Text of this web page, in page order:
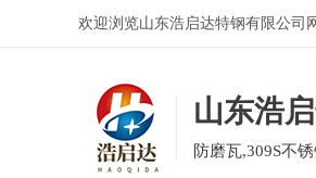
欢迎浏览山东浩启达特钢有限公司
山东浩
防磨瓦,309S不